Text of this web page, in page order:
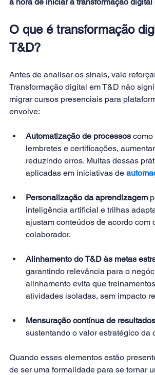
O que é transformação
T&D?
Antes de analisar os sinais, vale
Transformação digital em T&D não
migrar cursos presenciais para
envolve:
Automatização de processos como
lembretes e certificações,
reduzindo erros. Muitas dessas
aplicadas em iniciativas de
Personalização da aprendizagem
inteligência artificial e trilhas
ajustam conteúdos de acordo com
colaborador.
Alinhamento do T&D às metas
garantindo relevância para o
alinhamento evita que
atividades isoladas, sem impacto
Mensuração contínua de resultados
sustentando o valor estratégico da
Quando esses elementos estão
de ser uma formalidade para se tornar